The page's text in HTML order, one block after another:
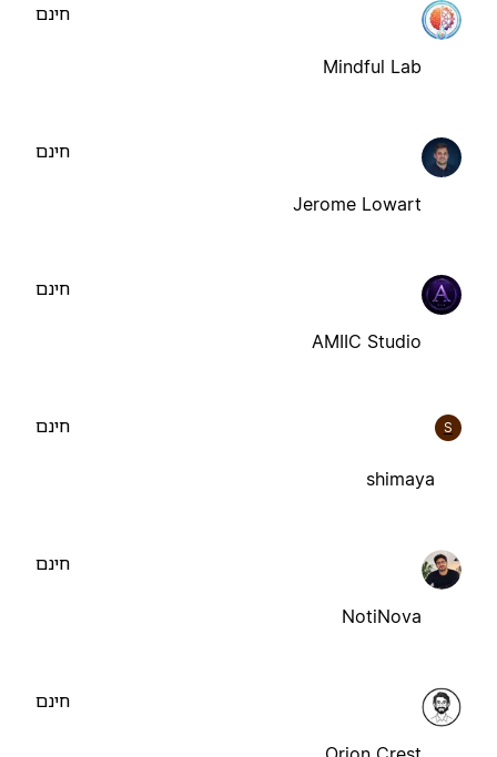
Mindful Lab
חינם
Jerome Lowart
חינם
AMIIC Studio
חינם
S
shimaya
חינם
NotiNova
חינם
חינם